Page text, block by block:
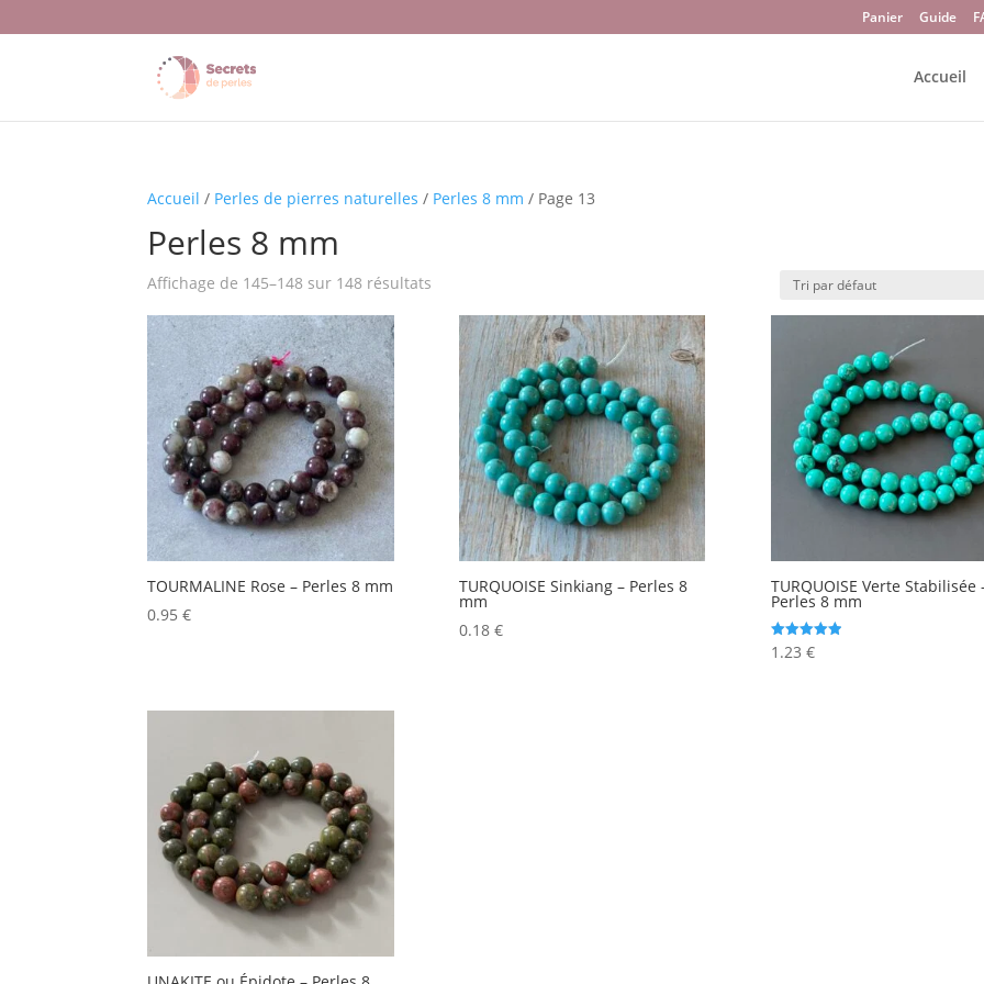
Panier Guide
Accueil
Accueil / Perles de pierres naturelles / Perles 8 mm / Page 13
Perles 8 mm
Affichage de 145–148 sur 148 résultats
TOURMALINE Rose – Perles 8 mm
0.95€
TURQUOISE Sinkiang – Perles 8
mm
0.18 €
TURQUOISE Verte Stabilisée
Perles 8 mm
Note
5.00
1.23 €